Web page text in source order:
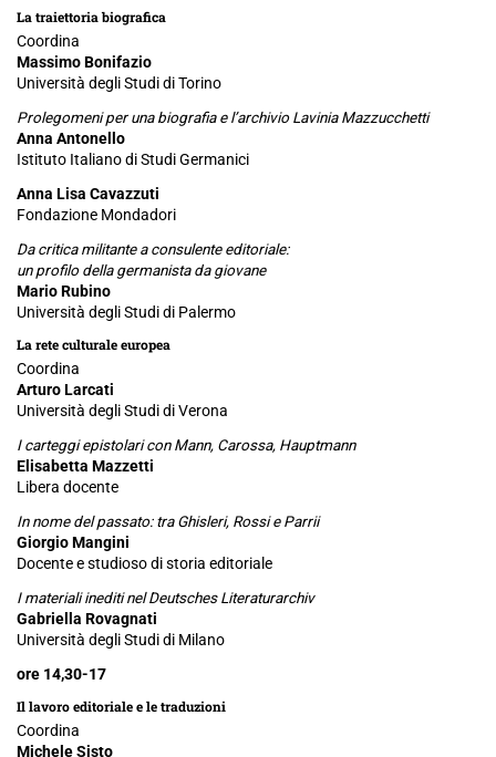
La traiettoria biografica
Coordina
Massimo Bonifazio
Università degli Studi di Torino
Prolegomeni per una biografia e l’archivio Lavinia Mazzucchetti
Anna Antonello
Istituto Italiano di Studi Germanici
Anna Lisa Cavazzuti
Fondazione Mondadori
Da critica militante a consulente editoriale:
un profilo della germanista da giovane
Mario Rubino
Università degli Studi di Palermo
La rete culturale europea
Coordina
Arturo Larcati
Università degli Studi di Verona
I carteggi epistolari con Mann, Carossa, Hauptmann
Elisabetta Mazzetti
Libera docente
In nome del passato: tra Ghisleri, Rossi e Parrii
Giorgio Mangini
Docente e studioso di storia editoriale
I materiali inediti nel Deutsches Literaturarchiv
Gabriella Rovagnati
Università degli Studi di Milano
ore 14,30-17
Il lavoro editoriale e le traduzioni
Coordina
Michele Sisto